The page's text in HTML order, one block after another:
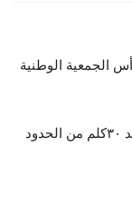
الجمعية الوطنية
جيش الاحتلال يطلب من المستوطنين على بعد ٣٠كلم من الحدود